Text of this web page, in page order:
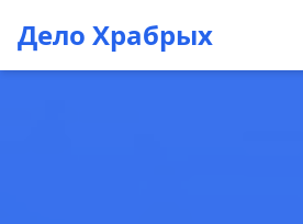
Дело Храбрых